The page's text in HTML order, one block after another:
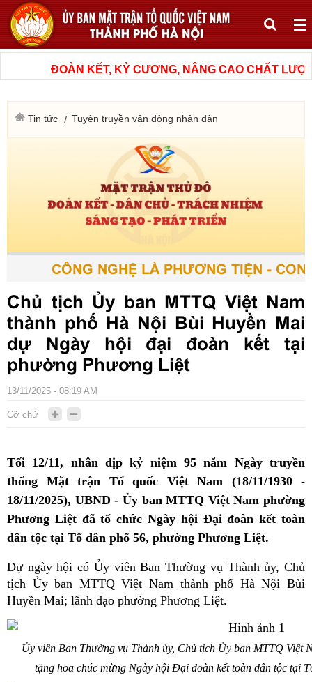
ĐOÀN KẾT, KỶ CƯƠNG, NÂNG CAO CHẤT
Tin tức Tuyên truyền vận động nhân dân
CÔNG NGHỆ LÀ PHƯƠNG TIỆN -
Chủ tịch Ủy ban MTTQ Việt Nam
thành phố Hà Nội Bùi Huyền Mai
dự Ngày hội đại đoàn kết tại
phường Phương Liệt
13/11/2025 - 08:19 AM
Cỡ chữ
Tối 12/11, nhân dịp kỷ niệm 95 năm Ngày truyền
thống Mặt trận Tổ quốc Việt Nam (18/11/1930 -
18/11/2025), UBND - Ủy ban MTTQ Việt Nam phường
Phương Liệt đã tổ chức Ngày hội Đại đoàn kết toàn
dân tộc tại Tổ dân phố 56, phường Phương Liệt.
Dự ngày hội có Ủy viên Ban Thường vụ Thành ủy, Chủ
tịch Ủy ban MTTQ Việt Nam thành phố Hà Nội Bùi
Huyền Mai; lãnh đạo phường Phương Liệt.
Ủy viên Ban Thường vụ Thành ủy, Chủ tịch Ủy ban MTTQ Việt
tặng hoa chúc mừng Ngày hội Đại đoàn kết toàn dân tộc tại